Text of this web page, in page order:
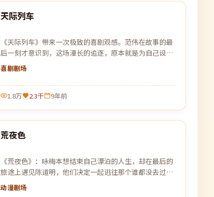
最新
天际列车
《天际列车》带来一次极致的喜剧观感。范伟在故事的最
后一刻才意识到，这场漫长的追逐，原本就是为自己设下
的一个局。
喜剧剧场
1.8万 2.3千 9年前
最新
99:45
荒夜色
《荒夜色》：咏梅本想结束自己漂泊的人生，却在最后的
旅途上遇见陈道明，他们决定一起逃往那个谁都没去过的
远方。
动漫剧场